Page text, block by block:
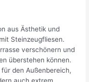
aus Ästhetik und
Steinzeugfliesen.
verschönern und
überstehen können.
den Außenbereich,
auch extrem